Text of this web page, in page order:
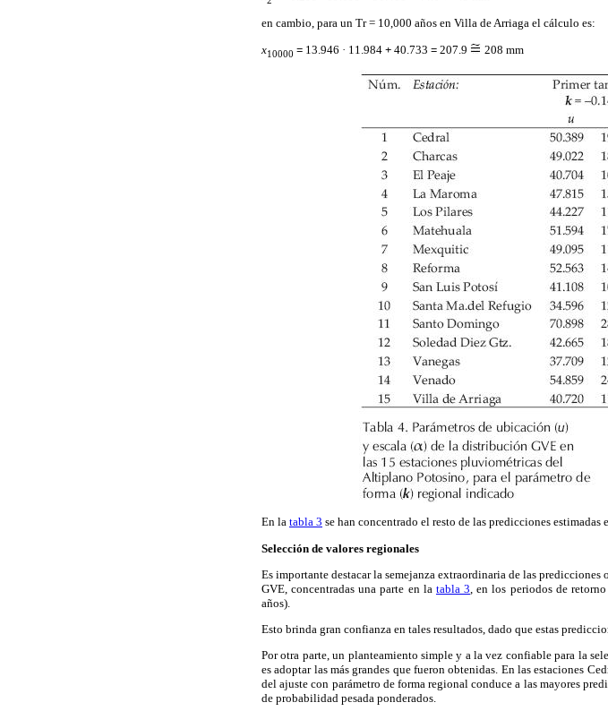
en cambio, para un Tr = 10,000 años en Villa de Arriaga el cálculo es:
x10000 = 13.946 · 11.984 + 40.733 = 207.9 208 mm
En la tabla 3 se han concentrado el resto de las predicciones estimadas
Selección de valores regionales
Es importante destacar la semejanza extraordinaria de las
GVE, concentradas una parte en la tabla 3 , en los periodos de
años).
Esto brinda gran confianza en tales resultados, dado que estas
Por otra parte, un planteamiento simple y a la vez confiable para la
es adoptar las más grandes que fueron obtenidas. En las estaciones
del ajuste con parámetro de forma regional conduce a las mayores
de probabilidad pesada ponderados.